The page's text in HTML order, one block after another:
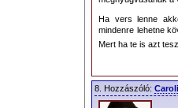
Ha vers lenne
mindenre lehetne
Mert ha te is azt
8. Hozzászóló: